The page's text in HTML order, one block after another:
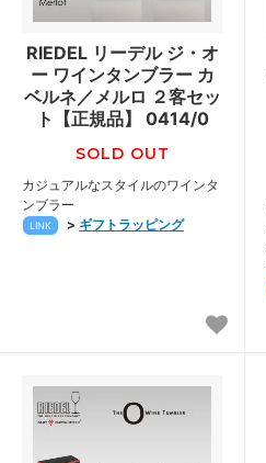
RIEDEL リーデル ジ・オ
ー ワインタンブラー カ
ベルネ／メルロ ２客セッ
ト【正規品】 0414/0
SOLD OUT
カジュアルなスタイルのワインタ
ンブラー
LINK > ギフトラッピング